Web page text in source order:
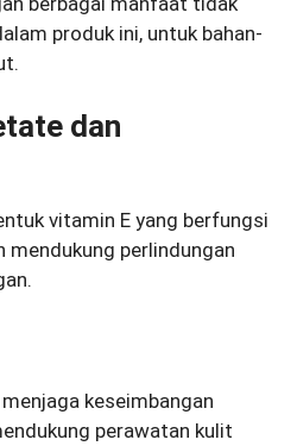
produk ini, untuk bahan-
dan
vitamin E yang berfungsi
mendukung perlindungan
keseimbangan
perawatan kulit